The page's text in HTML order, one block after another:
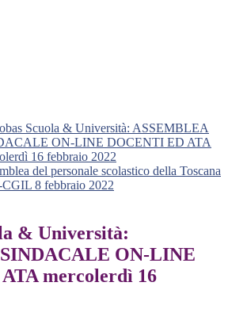
Scuola & Università: ASSEMBLEA
ON-LINE DOCENTI ED ATA
16 febbraio 2022
del personale scolastico della Toscana
8 febbraio 2022
& Università:
ON-LINE
mercolerdì 16